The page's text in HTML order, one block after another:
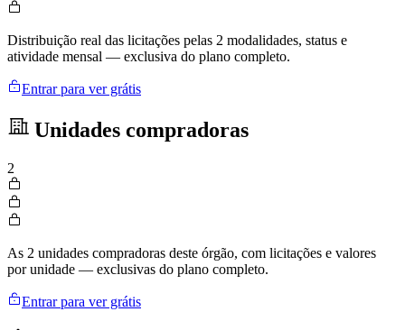
Distribuição real das licitações pelas 2 modalidades, status e
atividade mensal — exclusiva do plano completo.
Entrar para ver grátis
Unidades compradoras
2
As 2 unidades compradoras deste órgão, com licitações e valores
por unidade — exclusivas do plano completo.
Entrar para ver grátis